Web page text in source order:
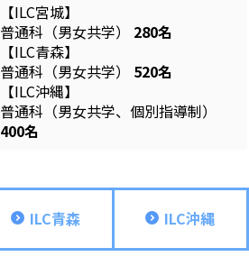
【ILC宮城】
普通科（男女共学） 280名
【ILC青森】
普通科（男女共学） 520名
【ILC沖縄】
普通科（男女共学、個別指導制）
400名
ILC青森 ILC沖縄